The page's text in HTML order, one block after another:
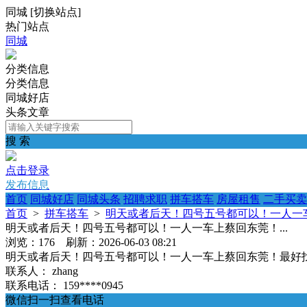
同城 [切换站点]
热门站点
同城
分类信息
分类信息
同城好店
头条文章
搜 索
点击登录
发布信息
首页 同城好店 同城头条 招聘求职 拼车搭车 房屋租售 二手买卖
首页 > 拼车搭车 > 明天或者后天！四号五号都可以！一人一
明天或者后天！四号五号都可以！一人一车上蔡回东莞！...
浏览：176 刷新：2026-06-03 08:21
明天或者后天！四号五号都可以！一人一车上蔡回东莞！最
联系人：
zhang
联系电话：
159****0945
微信扫一扫查看电话